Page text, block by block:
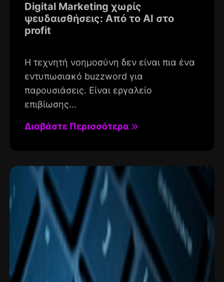
Digital Marketing χωρίς
ψευδαισθήσεις: Από το AI στο
profit
Η τεχνητή νοημοσύνη δεν είναι πια ένα
εντυπωσιακό buzzword για
παρουσιάσεις. Είναι εργαλείο
επιβίωσης...
Διαβάστε Περισσότερα